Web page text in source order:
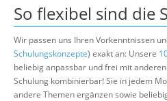
So flexibel sind die
Wir passen uns Ihren Vorkenntnissen
Schulungskonzepte) exakt an: Unsere
beliebig anpassbar und frei mit
Schulung kombinierbar! Sie in jedem
andere Themen ergänzen sowie